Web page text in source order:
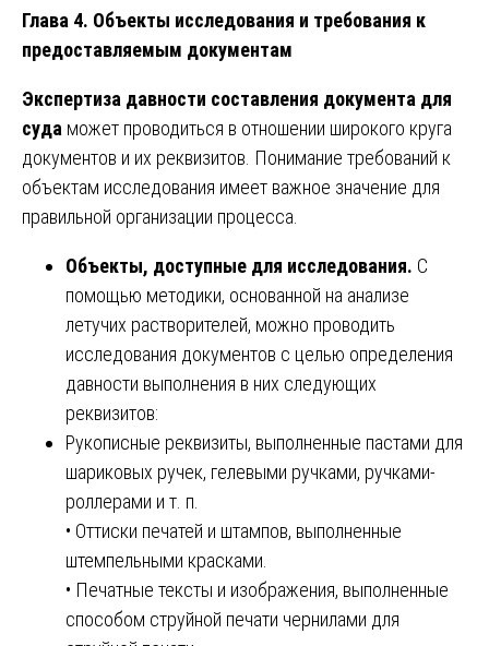
Глава 4. Объекты исследования и требования к
предоставляемым документам
Экспертиза давности составления документа для
суда может проводиться в отношении широкого круга
документов и их реквизитов. Понимание требований к
объектам исследования имеет важное значение для
правильной организации процесса.
Объекты, доступные для исследования. С
помощью методики, основанной на анализе
летучих растворителей, можно проводить
исследования документов с целью определения
давности выполнения в них следующих
реквизитов:
Рукописные реквизиты, выполненные пастами для
шариковых ручек, гелевыми ручками, ручками-
роллерами и т. п.
• Оттиски печатей и штампов, выполненные
штемпельными красками.
• Печатные тексты и изображения, выполненные
способом струйной печати чернилами для